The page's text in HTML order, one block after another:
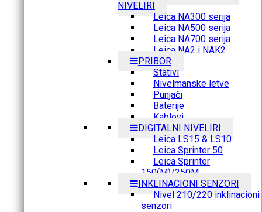
NIVELIRI
Leica NA300 serija
Leica NA500 serija
Leica NA700 serija
Leica NA2 i NAK2
PRIBOR
Stativi
Nivelmanske letve
Punjači
Baterije
Kablovi
DIGITALNI NIVELIRI
Leica LS15 & LS10
Leica Sprinter 50
Leica Sprinter
150(M)/250M
INKLINACIONI SENZORI
Nivel 210/220 inklinacioni
senzori